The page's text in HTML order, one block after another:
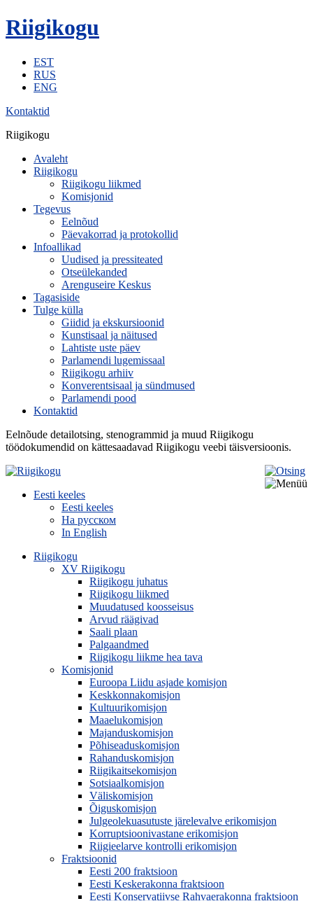
Riigikogu
EST
RUS
ENG
Kontaktid
Riigikogu
Avaleht
Riigikogu
Riigikogu liikmed
Komisjonid
Tegevus
Eelnõud
Päevakorrad ja protokollid
Infoallikad
Uudised ja pressiteated
Otseülekanded
Arenguseire Keskus
Tagasiside
Tulge külla
Giidid ja ekskursioonid
Kunstisaal ja näitused
Lahtiste uste päev
Parlamendi lugemissaal
Riigikogu arhiiv
Konverentsisaal ja sündmused
Parlamendi pood
Kontaktid
Eelnõude detailotsing, stenogrammid ja muud Riigikogu
töödokumendid on kättesaadavad Riigikogu veebi täisversioonis.
Eesti keeles
Eesti keeles
На русском
In English
Riigikogu
XV Riigikogu
Riigikogu juhatus
Riigikogu liikmed
Muudatused koosseisus
Arvud räägivad
Saali plaan
Palgaandmed
Riigikogu liikme hea tava
Komisjonid
Euroopa Liidu asjade komisjon
Keskkonnakomisjon
Kultuurikomisjon
Maaelukomisjon
Majanduskomisjon
Põhiseaduskomisjon
Rahanduskomisjon
Riigikaitsekomisjon
Sotsiaalkomisjon
Väliskomisjon
Õiguskomisjon
Julgeolekuasutuste järelevalve erikomisjon
Korruptsioonivastane erikomisjon
Riigieelarve kontrolli erikomisjon
Fraktsioonid
Eesti 200 fraktsioon
Eesti Keskerakonna fraktsioon
Eesti Konservatiivse Rahvaerakonna fraktsioon